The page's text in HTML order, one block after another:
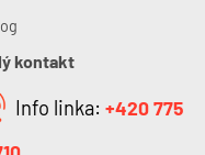
kontakt
Info linka: +420 775